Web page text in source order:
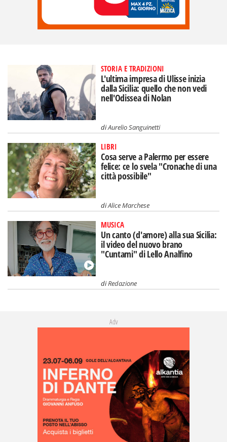
STORIA E TRADIZIONI
L'ultima impresa di Ulisse inizia
dalla Sicilia: quello che non vedi
nell'Odissea di Nolan
diAurelio Sanguinetti
LIBRI
Cosa serve a Palermo per essere
felice: ce lo svela "Cronache di una
città possibile"
diAlice Marchese
MUSICA
Un canto (d'amore) alla sua Sicilia:
il video del nuovo brano
"Cuntami" di Lello Analfino
diRedazione
Adv